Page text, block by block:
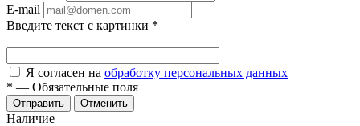
E-mail
Введите текст с картинки *
Я согласен на обработку персональных данных
* — Обязательные поля
Отменить
Наличие